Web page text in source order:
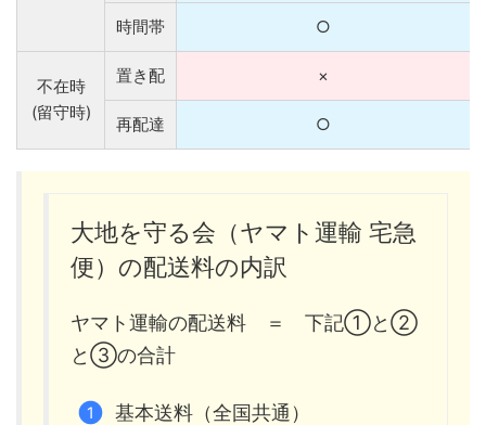
時間帯 ○
不在時
(留守時)
置き配 ×
再配達 ○
大地を守る会（ヤマト運輸 宅急
便）の配送料の内訳
ヤマト運輸の配送料 ＝ 下記①と②
と③の合計
基本送料（全国共通）